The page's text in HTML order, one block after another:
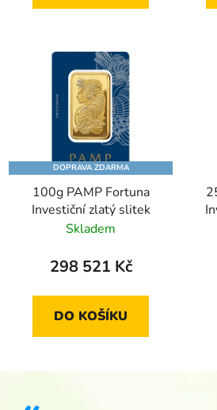
DOPRAVA ZDARMA
100g PAMP Fortuna
Investiční zlatý slitek
Skladem
298 521 Kč
DO KOŠÍKU